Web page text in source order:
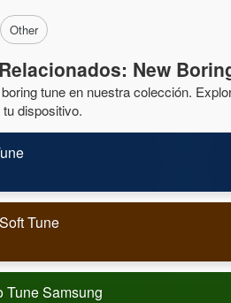
Other
New
tune en nuestra colección.
dispositivo.
Tune
Tune Samsung